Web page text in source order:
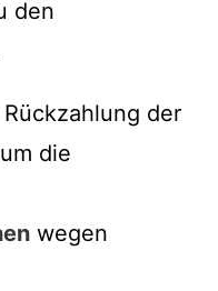
den
der
die
wegen